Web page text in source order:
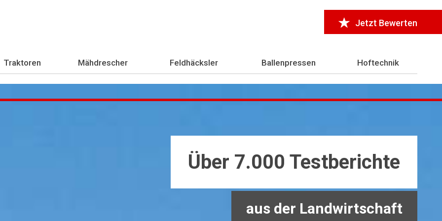
Jetzt Bewerten
Traktoren Mähdrescher Feldhäcksler Ballenpressen Hoftechnik
Über 7.000 Testberichte
aus der Landwirtschaft